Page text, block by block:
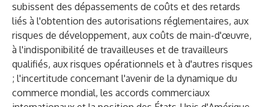
subissent des dépassements de coûts et des retards
liés à l'obtention des autorisations réglementaires, aux
risques de développement, aux coûts de main-d'œuvre,
à l'indisponibilité de travailleuses et de travailleurs
qualifiés, aux risques opérationnels et à d'autres risques
; l'incertitude concernant l'avenir de la dynamique du
commerce mondial, les accords commerciaux